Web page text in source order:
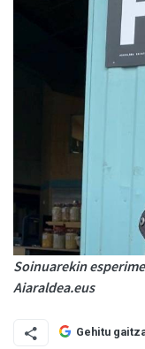
Soinuarekin
Aiaraldea.eus
Gehitu